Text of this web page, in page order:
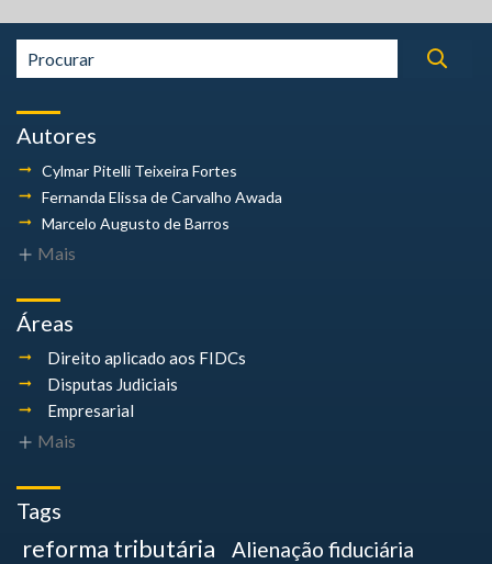
Autores
Cylmar Pitelli Teixeira Fortes
Fernanda Elissa de Carvalho Awada
Marcelo Augusto de Barros
Mais
Áreas
Direito aplicado aos FIDCs
Disputas Judiciais
Empresarial
Mais
Tags
reforma tributária
Alienação fiduciária